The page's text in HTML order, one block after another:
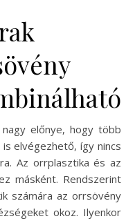
előnye, hogy több
elvégezhető, így nincs
Az orrplasztika és az
másként. Rendszerint
számára az orrsövény
okoz. Ilyenkor